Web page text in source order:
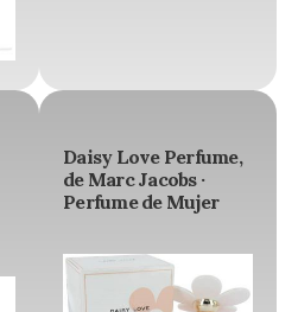
Daisy Love Perfume,
de Marc Jacobs ·
Perfume de Mujer